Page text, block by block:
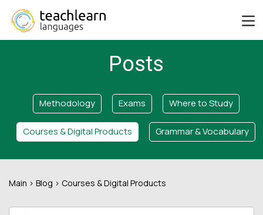
Posts
Methodology Exams Where to Study
Courses & Digital Products Grammar & Vocabulary
Main > Blog > Courses & Digital Products